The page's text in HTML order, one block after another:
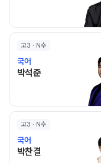
고3 · N수
국어
박석준박석준 선생님
고3 · N수
국어
박찬결 박찬결 선생님